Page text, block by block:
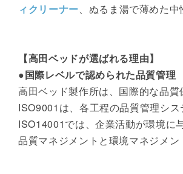
ィクリーナー、ぬるま湯で薄めた中
【高田ベッドが選ばれる理由】
●国際レベルで認められた品質管理
高田ベッド製作所は、国際的な品
ISO9001は、各工程の品質管理シ
ISO14001では、企業活動が環境に
品質マネジメントと環境マネジメ